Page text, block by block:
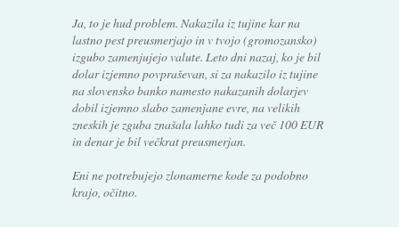
Ja, to je hud problem. Nakazila iz tujine kar na
lastno pest preusmerjajo in v tvojo (gromozansko)
izgubo zamenjujejo valute. Leto dni nazaj, ko je bil
dolar izjemno povpraševan, si za nakazilo iz tujine
na slovensko banko namesto nakazanih dolarjev
dobil izjemno slabo zamenjane evre, na velikih
zneskih je zguba znašala lahko tudi za več 100 EUR
in denar je bil večkrat preusmerjan.
Eni ne potrebujejo zlonamerne kode za podobno
krajo, očitno.